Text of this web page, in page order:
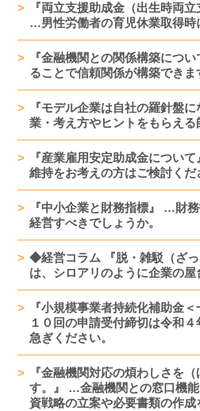
『両立支援助成金（出生時両
…男性労働者の育児休業取得時
『金融機関との関係構築につ
ることで信頼関係が構築できま
『モデル企業は自社の羅針盤
業・考え方やヒントをもらえ
『産業雇用安定助成金につい
維持をお考えの方はご検討くだ
『中小企業と財務指標』 …財
経営すべきでしょうか。
◆経営コラム 『脱・雑駁（ざ
は、シロアリのように企業の屋
『小規模事業者持続化補助金
１０回の申請受付締切は令和
急ぎください。
『金融機関対応の煩わしさを
す。』 …金融機関との窓口機
資戦略の立案や必要書類の作成